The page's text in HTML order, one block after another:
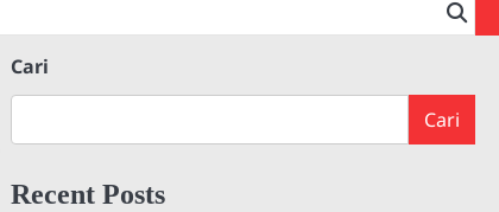
Cari
Cari
Recent Posts